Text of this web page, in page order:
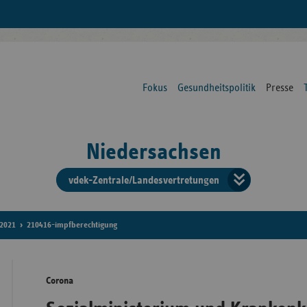
Fokus Gesundheitspolitik Presse
Niedersachsen
vdek-Zentrale/Landesvertretungen
der
2021 210416-impfberechtigung
Corona